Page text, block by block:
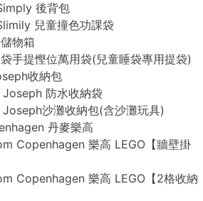
後背包
兒童撞色功課袋
物箱
手提慳位萬用袋(兒童睡袋專用提袋)
收納包
防水收納袋
沙灘收納包(含沙灘玩具)
丹麥樂高
Copenhagen 樂高 LEGO【牆壁掛
Copenhagen 樂高 LEGO【2格收納